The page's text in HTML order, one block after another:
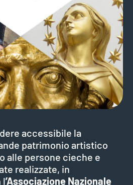
accessibile la
patrimonio artistico
alle persone cieche e
realizzate, in
l’Associazione Nazionale